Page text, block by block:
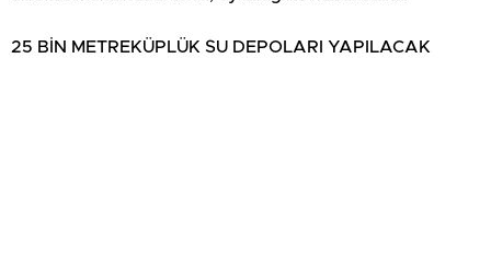
25 BİN METREKÜPLÜK SU DEPOLARI YAPILACAK